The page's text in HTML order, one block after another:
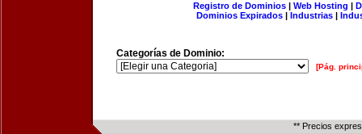
Registro de Dominios| Web Hosting |
Dominios Expirados | Industrias |
Categorías de Dominio:
[Pág.
** Precios